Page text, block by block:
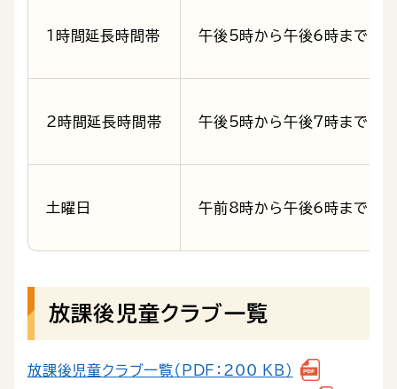
1時間延長時間帯 午後5時から午後6時まで
2時間延長時間帯 午後5時から午後7時まで
土曜日 午前8時から午後6時まで
放課後児童クラブ一覧
放課後児童クラブ一覧（PDF：200 KB）